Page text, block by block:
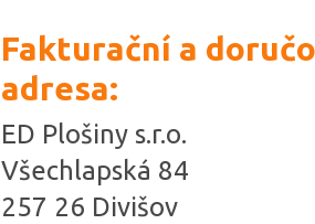
Fakturační a
adresa:
ED Plošiny s.r.o.
Všechlapská 84
257 26 Divišov